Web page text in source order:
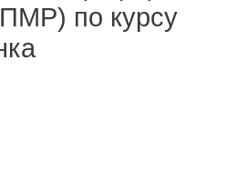
по курсу